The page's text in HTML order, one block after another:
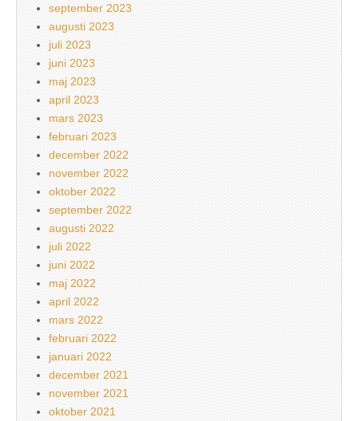
september 2023
augusti 2023
juli 2023
juni 2023
maj 2023
april 2023
mars 2023
februari 2023
december 2022
november 2022
oktober 2022
september 2022
augusti 2022
juli 2022
juni 2022
maj 2022
april 2022
mars 2022
februari 2022
januari 2022
december 2021
november 2021
oktober 2021